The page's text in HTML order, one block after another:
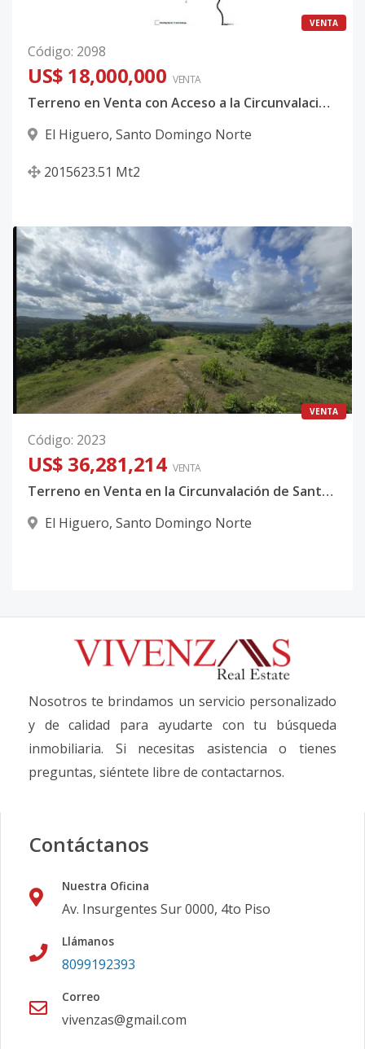
VENTA
Código: 2098
US$ 18,000,000 VENTA
Terreno en Venta con Acceso a la Circunvalación de Santo Domingo | Más de 2 Millones de m² | Ideal para Desarrollo Industrial o Logístico
El Higuero, Santo Domingo Norte
2015623.51 Mt2
VENTA
Código: 2023
US$ 36,281,214 VENTA
Terreno en Venta en la Circunvalación de Santo Domingo
El Higuero, Santo Domingo Norte
Nosotros te brindamos un servicio personalizado
y de calidad para ayudarte con tu búsqueda
inmobiliaria. Si necesitas asistencia o tienes
preguntas, siéntete libre de contactarnos.
Contáctanos
Nuestra Oficina
Av. Insurgentes Sur 0000, 4to Piso
Llámanos
8099192393
Correo
vivenzas@gmail.com